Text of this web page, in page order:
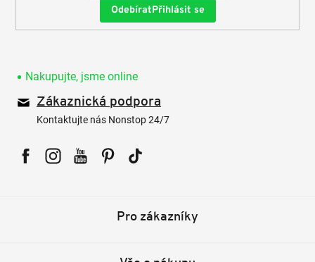
Přihlásit se
Nakupujte, jsme online
Zákaznická podpora
Kontaktujte nás Nonstop 24/7
Pro zákazníky